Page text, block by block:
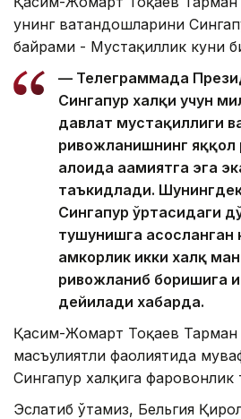
унинг ватандошларини
байрами - Мустақиллик куни
— Телеграммада
Сингапур халқи учун
давлат мустақиллиги
ривожланишнинг
алоҳида аҳамиятга эга
таъкидлади.
Сингапур ўртасидаги
тушунишга асосланган
ҳамкорлик икки халқ
ривожланиб боришига
дейилади хабарда.
Қасим-Жомарт Тоқаев
масъулиятли фаолиятида
Сингапур халқига фаровонлик
Эслатиб ўтамиз, Бельгия